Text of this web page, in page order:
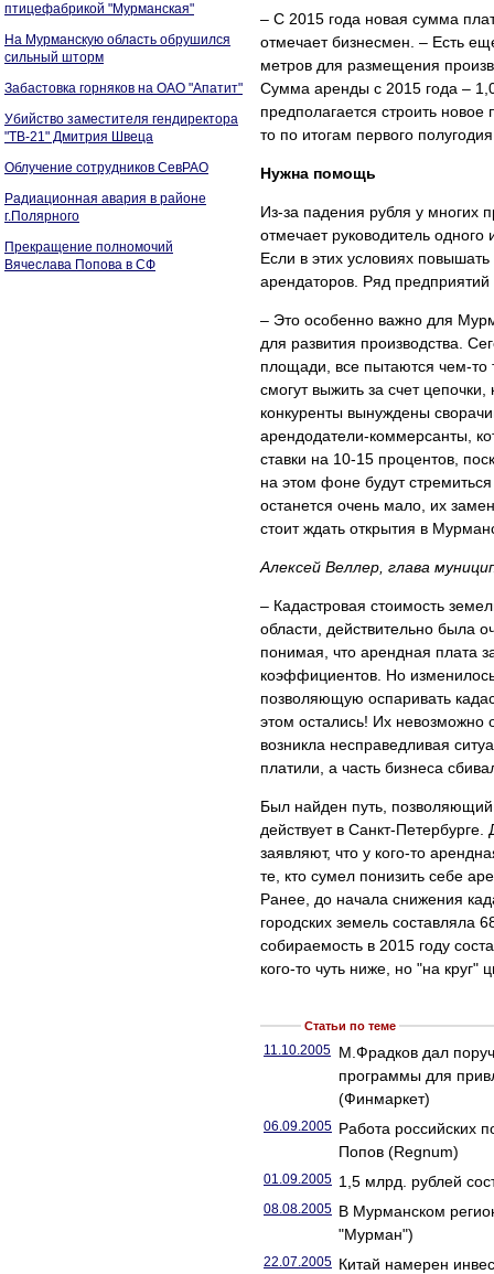
птицефабрикой "Мурманская"
На Мурманскую область обрушился
сильный шторм
Забастовка горняков на ОАО "Апатит"
Убийство заместителя гендиректора
"ТВ-21" Дмитрия Швеца
Облучение сотрудников СевРАО
Радиационная авария в районе
г.Полярного
Прекращение полномочий
Вячеслава Попова в СФ
– С 2015 года новая сумма
отмечает бизнесмен. – Есть
метров для размещения
Сумма аренды с 2015 года –
предполагается строить новое
то по итогам первого
Нужна помощь
Из-за падения рубля у многих
отмечает руководитель
Если в этих условиях
арендаторов. Ряд
– Это особенно важно для
для развития производства.
площади, все пытаются чем-то
смогут выжить за счет
конкуренты вынуждены
арендодатели-коммерсанты,
ставки на 10-15 процентов,
на этом фоне будут
останется очень мало, их
стоит ждать открытия в
Алексей Веллер, глава
– Кадастровая стоимость
области, действительно была
понимая, что арендная плата
коэффициентов. Но
позволяющую оспаривать
этом остались! Их невозможно
возникла несправедливая
платили, а часть бизнеса
Был найден путь, позволяющий
действует в Санкт-
заявляют, что у кого-то
те, кто сумел понизить себе
Ранее, до начала снижения
городских земель составляла
собираемость в 2015 году
кого-то чуть ниже, но "на круг"
Статьи по теме
11.10.2005 М.Фрадков дал
программы для
(Финмаркет)
06.09.2005 Работа российских
Попов (Regnum)
01.09.2005 1,5 млрд. рублей
08.08.2005 В Мурманском
"Мурман")
22.07.2005 Китай намерен